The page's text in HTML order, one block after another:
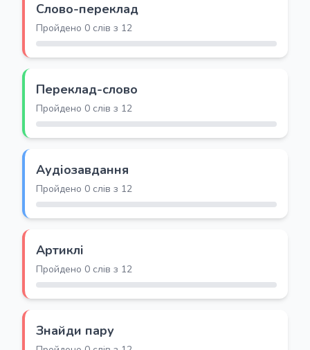
Слово-переклад
Пройдено 0 слів з 12
Переклад-слово
Пройдено 0 слів з 12
Аудіозавдання
Пройдено 0 слів з 12
Артиклі
Пройдено 0 слів з 12
Знайди пару